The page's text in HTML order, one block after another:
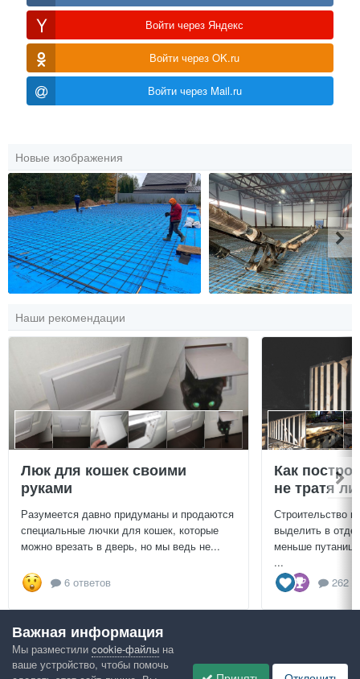
Войти через Яндекс
Войти через OK.ru
Войти через Mail.ru
Новые изображения
Наши рекомендации
Люк для кошек своими
руками
Разумеется давно придуманы и продаются
специальные лючки для кошек, которые
можно врезать в дверь, но мы ведь не...
6 ответов
Как
не тратя
Строительство
выделить в
меньше
...
262
Посмотреть всё
Важная информация
Мы разместили cookie-файлы на
ваше устройство, чтобы помочь